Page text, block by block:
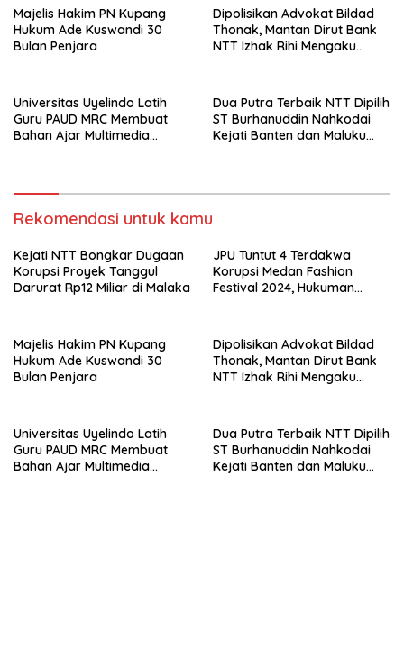
Majelis Hakim PN Kupang
Hukum Ade Kuswandi 30
Bulan Penjara
Dipolisikan Advokat Bildad
Thonak, Mantan Dirut Bank
NTT Izhak Rihi Mengaku
Universitas Uyelindo Latih
Guru PAUD MRC Membuat
Bahan Ajar Multimedia
Dua Putra Terbaik NTT Dipilih
ST Burhanuddin Nahkodai
Kejati Banten dan Maluku
Rekomendasi untuk kamu
Kejati NTT Bongkar Dugaan
Korupsi Proyek Tanggul
Darurat Rp12 Miliar di Malaka
JPU Tuntut 4 Terdakwa
Korupsi Medan Fashion
Festival 2024, Hukuman
Majelis Hakim PN Kupang
Hukum Ade Kuswandi 30
Bulan Penjara
Dipolisikan Advokat Bildad
Thonak, Mantan Dirut Bank
NTT Izhak Rihi Mengaku
Universitas Uyelindo Latih
Guru PAUD MRC Membuat
Bahan Ajar Multimedia
Dua Putra Terbaik NTT Dipilih
ST Burhanuddin Nahkodai
Kejati Banten dan Maluku